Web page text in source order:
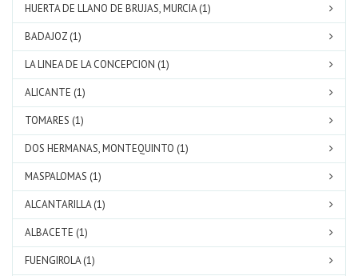
HUERTA DE LLANO DE BRUJAS, MURCIA (1)
BADAJOZ (1)
LA LINEA DE LA CONCEPCION (1)
ALICANTE (1)
TOMARES (1)
DOS HERMANAS, MONTEQUINTO (1)
MASPALOMAS (1)
ALCANTARILLA (1)
ALBACETE (1)
FUENGIROLA (1)